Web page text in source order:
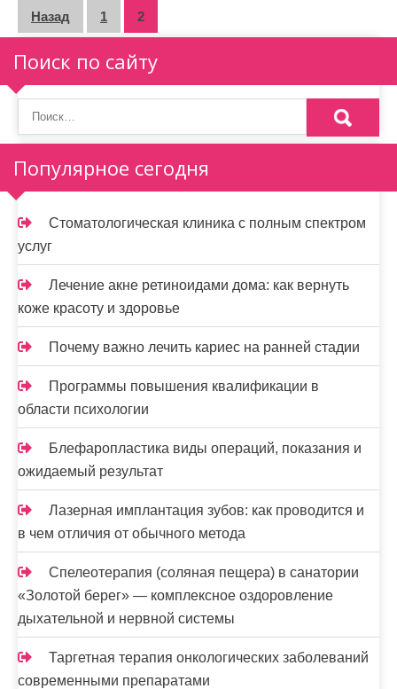
П
а
г
и
н
а
ц
и
я
з
а
п
и
с
е
й
Назад 1 2
Поиск по сайту
Популярное сегодня
Стоматологическая клиника с полным спектром
услуг
Лечение акне ретиноидами дома: как вернуть
коже красоту и здоровье
Почему важно лечить кариес на ранней стадии
Программы повышения квалификации в
области психологии
Блефаропластика виды операций, показания и
ожидаемый результат
Лазерная имплантация зубов: как проводится и
в чем отличия от обычного метода
Спелеотерапия (соляная пещера) в санатории
«Золотой берег» — комплексное оздоровление
дыхательной и нервной системы
Таргетная терапия онкологических заболеваний
современными препаратами